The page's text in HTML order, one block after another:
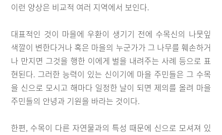
이런 양상은 비교적 여러 지역에서 보인다.
대표적인 것이 마을에 우환이 생기기 전에 수목신의 나뭇잎
색깔이 변한다거나 혹은 마을의 누군가가 그 나무를 훼손하거
나 만지면 그것을 행한 이에게 벌을 내려주는 사례 등으로 표
현된다. 그러한 능력이 있는 신이기에 마을 주민들은 그 수목
을 신으로 모시고 해마다 일정한 날이 되면 제의를 올려 마을
주민들의 안녕과 기원을 바라는 것이다.
한편, 수목이 다른 자연물과의 특성 때문에 신으로 모셔져 있